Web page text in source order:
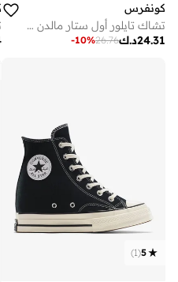
كونفرس
تشاك تايلور أول ستار مالدن ستريت
د.ك24.31
26.76
-10%
5
(
1
)